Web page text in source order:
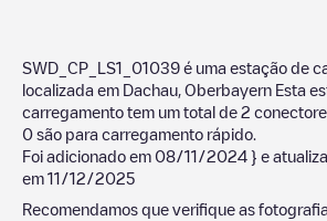
SWD_CP_LS1_01039 é uma estação de
localizada em Dachau Oberbayern Esta
carregamento tem um total de 2
0 são para carregamento rápido.
Foi adicionado em 08/11/2024 } e
em 11/12/2025
Recomendamos que verifique as